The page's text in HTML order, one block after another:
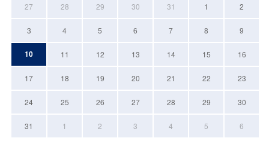
27 28 29 30 31 1 2
3 4 5 6 7 8 9
10 11 12 13 14 15 16
17 18 19 20 21 22 23
24 25 26 27 28 29 30
31 1 2 3 4 5 6